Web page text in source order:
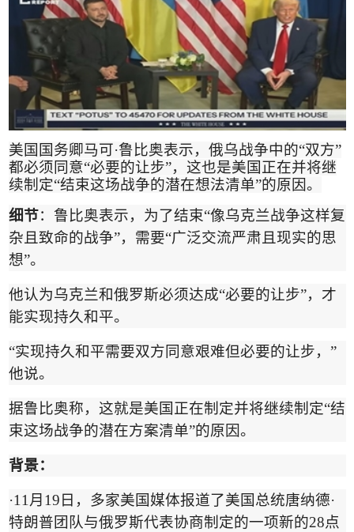
美国国务卿马可·鲁比奥表示，俄乌战争中的“双方”
都必须同意“必要的让步”，这也是美国正在并将继
续制定“结束这场战争的潜在想法清单”的原因。
细节：鲁比奥表示，为了结束“像乌克兰战争这样复
杂且致命的战争”，需要“广泛交流严肃且现实的思
想”。
他认为乌克兰和俄罗斯必须达成“必要的让步”，才
能实现持久和平。
“实现持久和平需要双方同意艰难但必要的让步， ”
他说。
据鲁比奥称，这就是美国正在制定并将继续制定“结
束这场战争的潜在方案清单”的原因。
背景：
·11 月 19日，多家美国媒体报道了美国总统唐纳德·
特朗普团队与俄罗斯代表协商制定的一项新的28点